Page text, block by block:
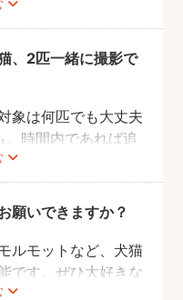
影もお好きな形でお
、2匹一緒に撮影で
象は何匹でも大丈夫
時間内であれば追
す。
願いできますか？
ルモットなど、犬猫
です。ぜひ大好きな
い出を残してくださ